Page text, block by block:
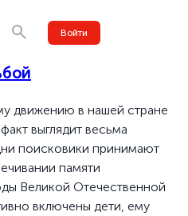
Войти
движению в нашей стране
выглядит весьма
поисковики принимают
памяти
Великой Отечественной
включены дети, ему